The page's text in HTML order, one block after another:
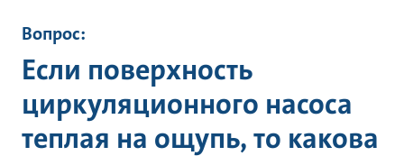
Вопрос:
Если поверхность
циркуляционного насоса
теплая на ощупь, то какова